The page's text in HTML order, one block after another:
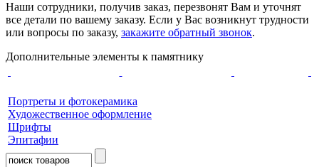
Наши сотрудники, получив заказ, перезвонят Вам и уточнят
все детали по вашему заказу. Если у Вас возникнут трудности
или вопросы по заказу, закажите обратный звонок.
Дополнительные элементы к памятнику
Портреты и фотокерамика
Художественное оформление
Шрифты
Эпитафии